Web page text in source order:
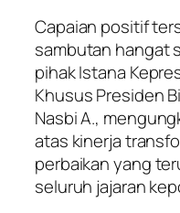
Capaian positif
sambutan hangat
pihak Istana
Khusus Presiden
Nasbi A.,
atas kinerja
perbaikan yang
seluruh jajaran